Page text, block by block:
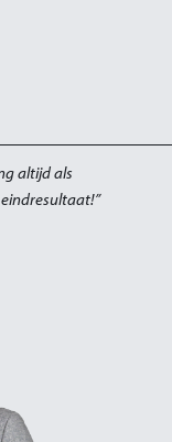
altijd als